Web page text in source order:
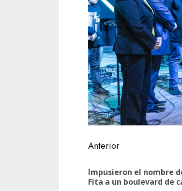
Navegación
entradas
Anterior
Impusieron el nombre
Fita a un boulevard de